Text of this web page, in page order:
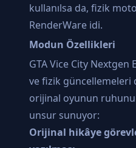
kullanılsa da, fizik
RenderWare idi.
Modun Özellikleri
GTA Vice City
ve fizik güncellemeleri
orijinal oyunun
unsur sunuyor:
Orijinal hikâye